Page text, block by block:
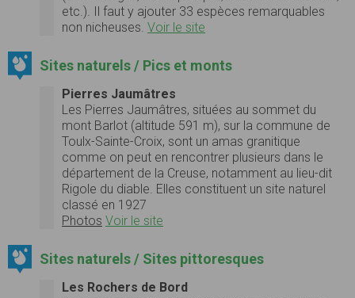
etc.). Il faut y ajouter 33 espèces remarquables
non nicheuses. Voir le site
Sites naturels / Pics et monts
Pierres Jaumâtres
Les Pierres Jaumâtres, situées au sommet du
mont Barlot (altitude 591 m), sur la commune de
Toulx-Sainte-Croix, sont un amas granitique
comme on peut en rencontrer plusieurs dans le
département de la Creuse, notamment au lieu-dit
Rigole du diable. Elles constituent un site naturel
classé en 1927
Photos Voir le site
Sites naturels / Sites pittoresques
Les Rochers de Bord